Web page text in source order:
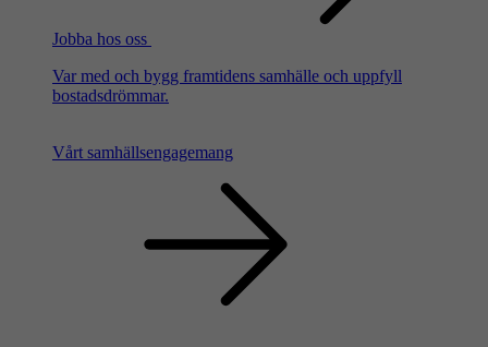
Jobba hos oss
Var med och bygg framtidens samhälle och uppfyll
bostadsdrömmar.
Vårt samhällsengagemang